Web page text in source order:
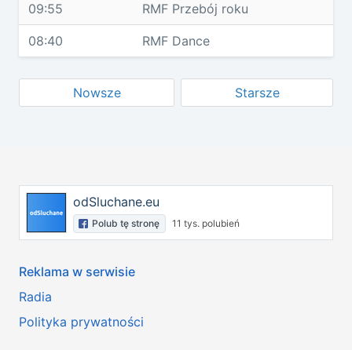
09:55 RMF Przebój roku
08:40 RMF Dance
Nowsze Starsze
odSluchane.eu
Polub tę stronę 11 tys. polubień
Reklama w serwisie
Radia
Polityka prywatności